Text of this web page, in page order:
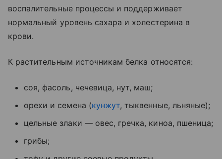
воспалительные процессы и поддерживает
нормальный уровень сахара и холестерина в
крови.
К растительным источникам белка относятся:
соя, фасоль, чечевица, нут, маш;
орехи и семена (кунжут, тыквенные, льняные);
цельные злаки — овес, гречка, киноа, пшеница;
грибы;